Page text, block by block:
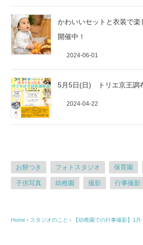
かわいいセットと衣装で
開催中！
2024-06-01
5月5日(日) トリエ京王調
2024-04-22
お餅つき フォトスタジオ 保育園
子供写真 幼稚園 撮影 行事撮影
Home › スタジオのこと › 【幼稚園での行事撮影】1月